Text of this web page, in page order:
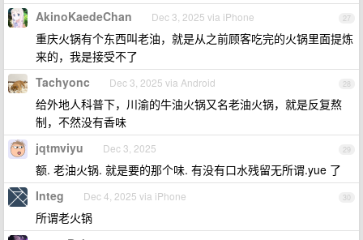
27
AkinoKaedeChan Dec 3, 2025 via iPhone
重庆火锅有个东西叫老油，就是从之前顾客吃完的火锅里面提炼
来的，我是接受不了
28
Tachyonc Dec 3, 2025 via Android
给外地人科普下，川渝的牛油火锅又名老油火锅，就是反复熬
制，不然没有香味
29
jqtmviyu Dec 3, 2025
额. 老油火锅. 就是要的那个味. 有没有口水残留无所谓.yue 了
30
Integ Dec 4, 2025 via iPhone
所谓老火锅